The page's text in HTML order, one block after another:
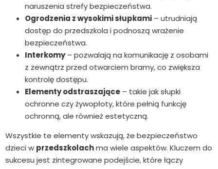
naruszenia strefy bezpieczeństwa.
Ogrodzenia z wysokimi słupkami – utrudniają
dostęp do przedszkola i podnoszą wrażenie
bezpieczeństwa.
Interkomy– pozwalają na komunikację z osobami
z zewnątrz przed otwarciem bramy, co zwiększa
kontrolę dostępu.
Elementy odstraszające – takie jak słupki
ochronne czy żywopłoty, które pełnią funkcję
ochronną, ale również estetyczną.
Wszystkie te elementy wskazują, że bezpieczeństwo
dzieci w przedszkolachma wiele aspektów. Kluczem do
sukcesu jest zintegrowane podejście, które łączy